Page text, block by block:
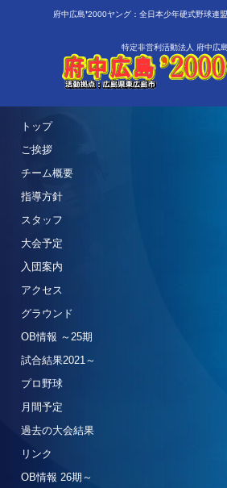
府中広島❜2000ヤング：全日本少年硬式野球連盟
特定非営利活動法人 府中広
トップ
ご挨拶
チーム概要
指導方針
スタッフ
大会予定
入団案内
アクセス
グラウンド
OB情報 ～25期
試合結果2021～
プロ野球
月間予定
過去の大会結果
リンク
OB情報 26期～